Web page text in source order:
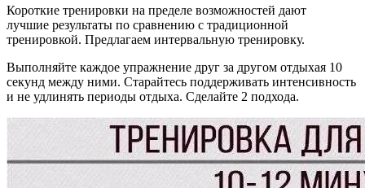
Короткие тренировки на пределе возможностей дают
лучшие результаты по сравнению с традиционной
тренировкой. Предлагаем интервальную тренировку.
Выполняйте каждое упражнение друг за другом отдыхая 10
секунд между ними. Старайтесь поддерживать интенсивность
и не удлинять периоды отдыха. Сделайте 2 подхода.